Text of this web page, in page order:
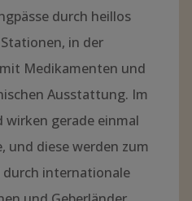
durch heillos
in der
Medikamenten und
Ausstattung. Im
wirken gerade einmal
und diese werden zum
internationale